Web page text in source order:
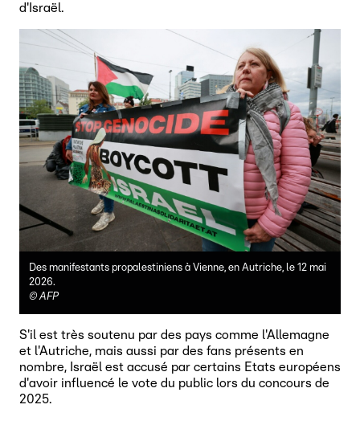
d'Israël.
Des manifestants propalestiniens à Vienne, en Autriche, le 12 mai
2026.
©AFP
S'il est très soutenu par des pays comme l'Allemagne
et l'Autriche, mais aussi par des fans présents en
nombre, Israël est accusé par certains Etats européens
d'avoir influencé le vote du public lors du concours de
2025.